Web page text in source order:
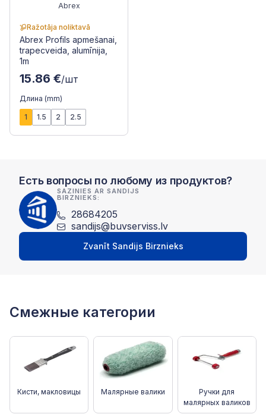
Abrex
Ražotāja noliktavā
Abrex Profils apmešanai,
trapecveida, alumīnija,
1m
15.86 €/шт
Длина (mm)
1 1.5 2 2.5
Есть вопросы по любому из продуктов?
SAZINIES AR SANDIJS
BIRZNIEKS:
28684205
sandijs@buvserviss.lv
Zvanīt Sandijs Birznieks
Смежные категории
Кисти, макловицы Малярные валики
Ручки для
малярных валиков